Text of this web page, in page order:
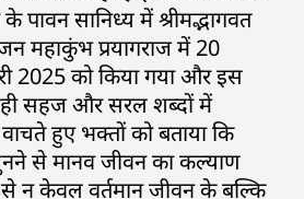
पावन सानिध्य में श्रीमद्भागवत
महाकुंभ प्रयागराज में 20
2025 को किया गया और इस
ही सहज और सरल शब्दों में
हुए भक्तों को बताया कि
से मानव जीवन का कल्याण
न केवल वर्तमान जीवन के बल्कि